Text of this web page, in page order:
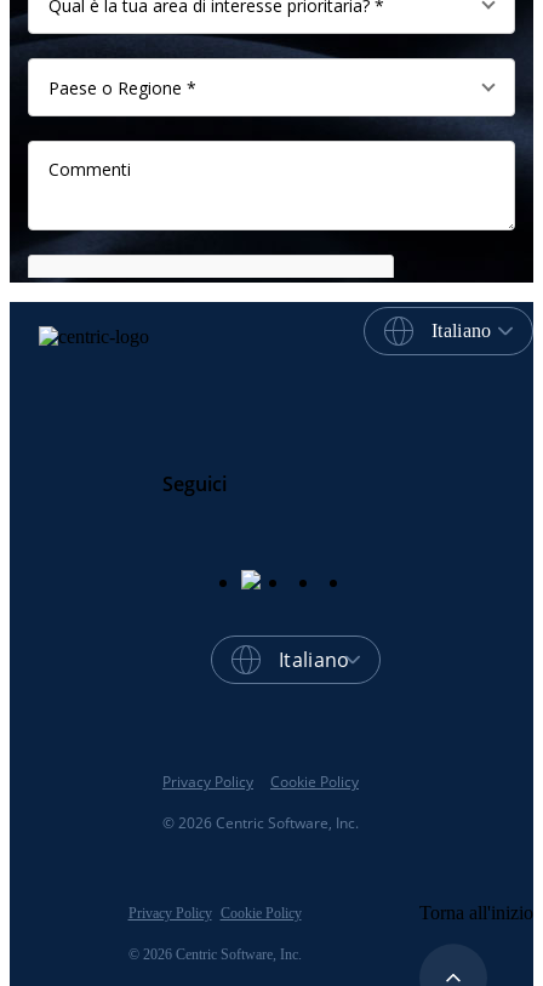
Italiano
Seguici
Italiano
© 2026 Centric Software, Inc.
Privacy Policy Cookie Policy
© 2026 Centric Software, Inc.
Privacy Policy Cookie Policy Torna all'inizio